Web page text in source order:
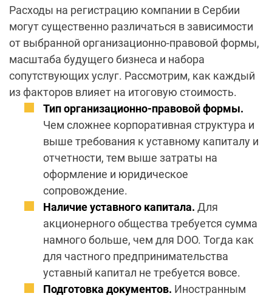
Расходы на регистрацию компании в Сербии
могут существенно различаться в зависимости
от выбранной организационно-правовой формы,
масштаба будущего бизнеса и набора
сопутствующих услуг. Рассмотрим, как каждый
из факторов влияет на итоговую стоимость.
Тип организационно-правовой формы.
Чем сложнее корпоративная структура и
выше требования к уставному капиталу и
отчетности, тем выше затраты на
оформление и юридическое
сопровождение.
Наличие уставного капитала. Для
акционерного общества требуется сумма
намного больше, чем для DOO. Тогда как
для частного предпринимательства
уставный капитал не требуется вовсе.
Подготовка документов. Иностранным